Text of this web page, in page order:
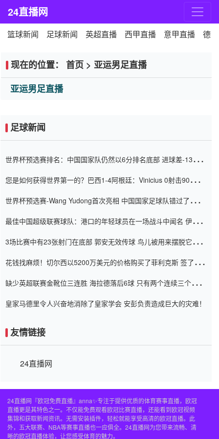
24直播网
篮球新闻 足球新闻 英超直播 西甲直播 意甲直播 德
现在的位置： 首页 > 亚运男足直播
亚运男足直播
足球新闻
世界杯预选赛排名：中国国家队仍然以6分排名底部 进球差-13令人
您是如何获得世界第一的？巴西1-4阿根廷：Vinicius 0射击90分钟
世界杯预选赛-Wang Yudong首次亮相 中国国家足球队错过了世界
最佳中国超级联赛球队：港口的年轻球员在一场战斗中闻名 伊万放
3场比赛中有23张射门在底部 郭安无效传球 鸟儿被用来摆脱它
花钱找麻烦！切尔西以5200万美元的价格购买了菲利克斯 签了7年
缺少英超联赛金靴位三连胜 海拉德落后6球 只有两个连续三个连续
皇家马德里令人兴奋地消除了皇家学会 安彭负责造成巨大的灾难！
友情链接
24直播网
24直播网『欧冠免费直播』anna✨专注于提供优质的体育赛事直播，欧冠
直播更是其特色之一。不仅能免费观看欧冠比赛直播，还能看到欧冠视频
集锦和获取新闻资讯。无需安装插件，轻松就能享受高清的欧冠直播。此
外，五大联赛、NBA等赛事直播也一应俱全。24直播网为您带来流畅、清
晰的欧冠直播体验，让您感受体育的魅力。